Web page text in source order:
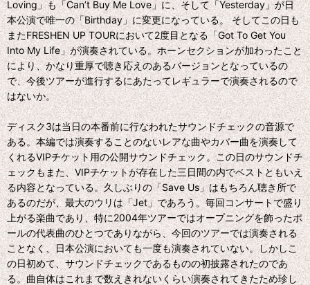
Loving」も「Can’t Buy Me Love」に、そして「Yesterday」が日
本公演で唯一の「Birthday」に変更になっている。 そしてこの日も
またFRESHEN UP TOURにおいて2度目となる「Got To Get You
Into My Life」が演奏されている。ホーンセクションが加わったこと
により、かなり重厚で聴き応えのあるバージョンとなっているの
で、今後ツアーが進行するにあたってレギュラーで演奏されるので
はないか。
ディスク3は当日の本番前に行なわれたサウンドチェックの音源で
ある。本編では演奏することのないレアな曲やカバー曲を演奏して
くれるVIPチケット用の公開サウンドチェック。この日のサウンドチ
ェックもまた、VIPチケットが存在した三日間の内でベストともいえ
る内容となっている。久しぶりの「Save Us」はもちろん聴き所で
あるのだが、最大のウリは「Jet」であろう。毎回コンサートで盛り
上がる楽曲であり、特に2004年ツアーではオープニングを飾ったポ
ールの代表曲のひとつでありながら、今回のツアーでは演奏される
ことなく、日本公演においても一度も演奏されていない。しかしこ
の日初めて、サウンドチェックであるものの初披露されたのであ
る。曲自体はこれまで数えきれないくらい演奏されてきたため珍し